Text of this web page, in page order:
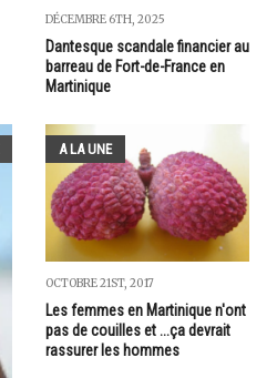
DÉCEMBRE 6TH, 2025
Dantesque scandale financier au
barreau de Fort-de-France en
Martinique
A LA UNE
OCTOBRE 21ST, 2017
Les femmes en Martinique n'ont
pas de couilles et ...ça devrait
rassurer les hommes